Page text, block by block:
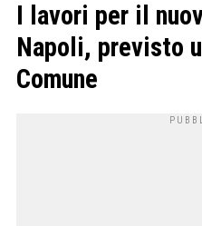
I lavori per il
Napoli, previsto
Comune